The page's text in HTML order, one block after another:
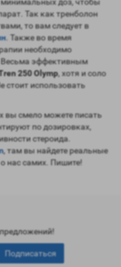
Так как тренболон
то вам следует в
. Также во время
необходимо
. Весьма эффективным
250 Olymp, хотя и соло
стоит использовать
вы смело можете писать
по дозировках,
стероида.
, там вы найдете реальные
нас самих. Пишите!
Подписаться